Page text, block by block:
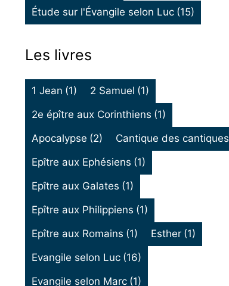
Étude sur l'Évangile selon Luc (15)
Les livres
1 Jean (1) 2 Samuel (1)
2e épître aux Corinthiens (1)
Apocalypse (2) Cantique des cantiques
Epître aux Ephésiens (1)
Epître aux Galates (1)
Epître aux Philippiens (1)
Epître aux Romains (1) Esther (1)
Evangile selon Luc (16)
Evangile selon Marc (1)